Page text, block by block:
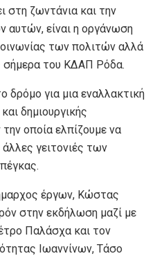
στη ζωντάνια και την
είναι η οργάνωση
των πολιτών αλλά
σήμερα του ΚΔΑΠ Ρόδα.
δρόμο για μια εναλλακτική
δημιουργικής
οποία ελπίζουμε να
γειτονιές των
έργων, Κώστας
στην εκδήλωση μαζί με
Παλάσχα και τον
Ιωαννίνων, Τάσο